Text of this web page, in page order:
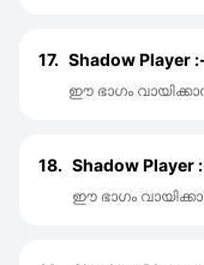
17. Shadow Player
ഈ ഭാഗം
18. Shadow Player
ഈ ഭാഗം